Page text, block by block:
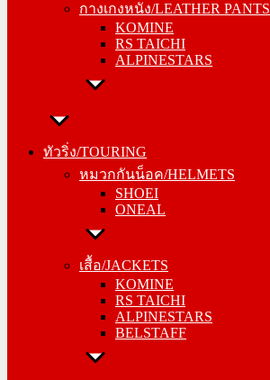
กางเกงหนัง/LEATHER PANTS
KOMINE
RS TAICHI
ALPINESTARS
ทัวริ่ง/TOURING
หมวกกันน็อค/HELMETS
SHOEI
ONEAL
เสื้อ/JACKETS
KOMINE
RS TAICHI
ALPINESTARS
BELSTAFF
RS TAICHI
ALPINESTARS
ทัวริ่ง/TOURING
SHOEI
ONEAL
เสื้อ/JACKETS
RS TAICHI
ALPINESTARS
BELSTAFF
กางเกง/PANTS